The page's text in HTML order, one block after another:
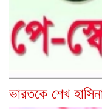
ভারতকে শেখ